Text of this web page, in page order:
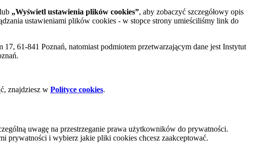
„Wyświetl ustawienia plików cookies”, aby zobaczyć szczegółowy opis
ustawieniami plików cookies - w stopce strony umieściliśmy link do
61-841 Poznań, natomiast podmiotem przetwarzającym dane jest Instytut
znajdziesz w Polityce cookies.
uwagę na przestrzeganie prawa użytkowników do prywatności.
prywatności i wybierz jakie pliki cookies chcesz zaakceptować.